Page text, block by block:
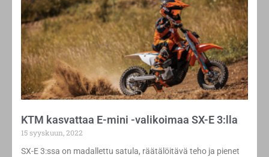
KTM kasvattaa E-mini -valikoimaa SX-E 3:lla
15 syyskuun, 2022
SX-E 3:ssa on madallettu satula, räätälöitävä teho ja pienet